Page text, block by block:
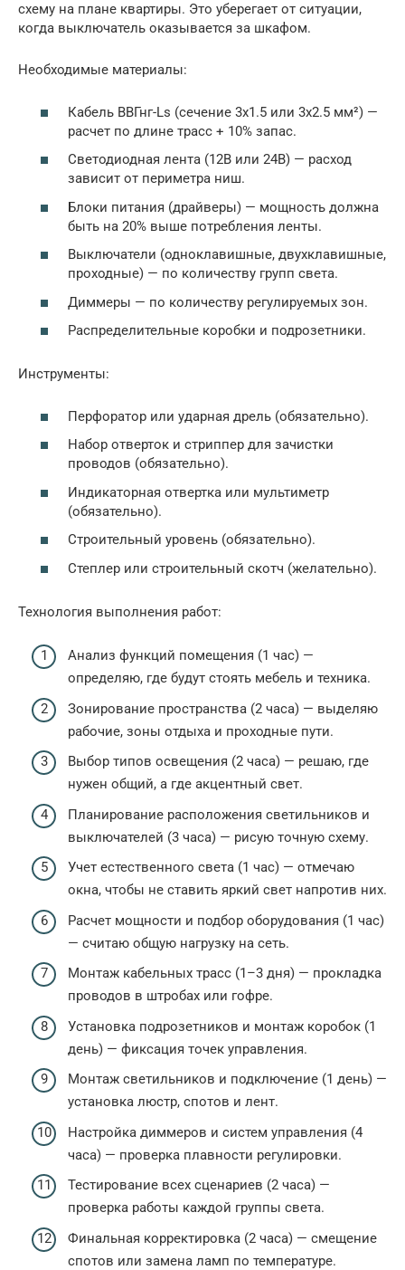
схему на плане квартиры. Это уберегает от ситуации,
когда выключатель оказывается за шкафом.
Необходимые материалы:
Кабель ВВГнг-Ls (сечение 3х1.5 или 3х2.5 мм²) —
расчет по длине трасс + 10% запас.
Светодиодная лента (12В или 24В) — расход
зависит от периметра ниш.
Блоки питания (драйверы) — мощность должна
быть на 20% выше потребления ленты.
Выключатели (одноклавишные, двухклавишные,
проходные) — по количеству групп света.
Диммеры — по количеству регулируемых зон.
Распределительные коробки и подрозетники.
Инструменты:
Перфоратор или ударная дрель (обязательно).
Набор отверток и стриппер для зачистки
проводов (обязательно).
Индикаторная отвертка или мультиметр
(обязательно).
Строительный уровень (обязательно).
Степлер или строительный скотч (желательно).
Технология выполнения работ:
Анализ функций помещения (1 час) —
определяю, где будут стоять мебель и техника.
Зонирование пространства (2 часа) — выделяю
рабочие, зоны отдыха и проходные пути.
Выбор типов освещения (2 часа) — решаю, где
нужен общий, а где акцентный свет.
Планирование расположения светильников и
выключателей (3 часа) — рисую точную схему.
Учет естественного света (1 час) — отмечаю
окна, чтобы не ставить яркий свет напротив них.
Расчет мощности и подбор оборудования (1 час)
— считаю общую нагрузку на сеть.
Монтаж кабельных трасс (1–3 дня) — прокладка
проводов в штробах или гофре.
Установка подрозетников и монтаж коробок (1
день) — фиксация точек управления.
Монтаж светильников и подключение (1 день) —
установка люстр, спотов и лент.
Настройка диммеров и систем управления (4
часа) — проверка плавности регулировки.
Тестирование всех сценариев (2 часа) —
проверка работы каждой группы света.
Финальная корректировка (2 часа) — смещение
спотов или замена ламп по температуре.